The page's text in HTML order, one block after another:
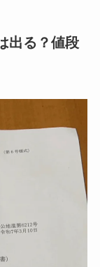
出る？値段